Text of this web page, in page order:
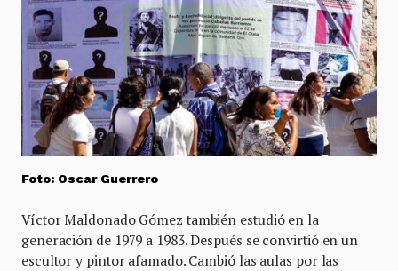
Foto: Oscar Guerrero
Víctor Maldonado Gómez también estudió en la
generación de 1979 a 1983. Después se convirtió en un
escultor y pintor afamado. Cambió las aulas por las